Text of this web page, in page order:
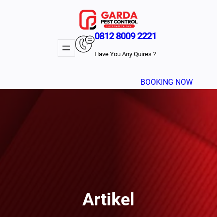
0812 8009 2221
Have You Any Quires ?
BOOKING NOW
Artikel